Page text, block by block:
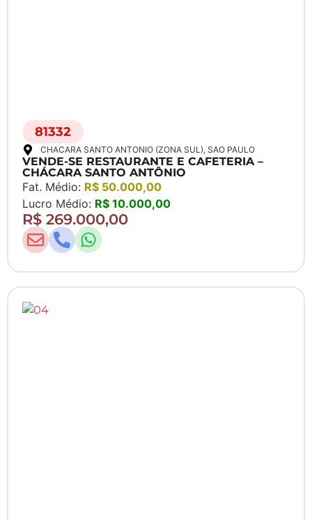
81332
CHACARA SANTO ANTONIO (ZONA SUL), SAO PAULO
VENDE-SE RESTAURANTE E CAFETERIA –
CHÁCARA SANTO ANTÔNIO
Fat. Médio: R$ 50.000,00
Lucro Médio: R$ 10.000,00
R$ 269.000,00